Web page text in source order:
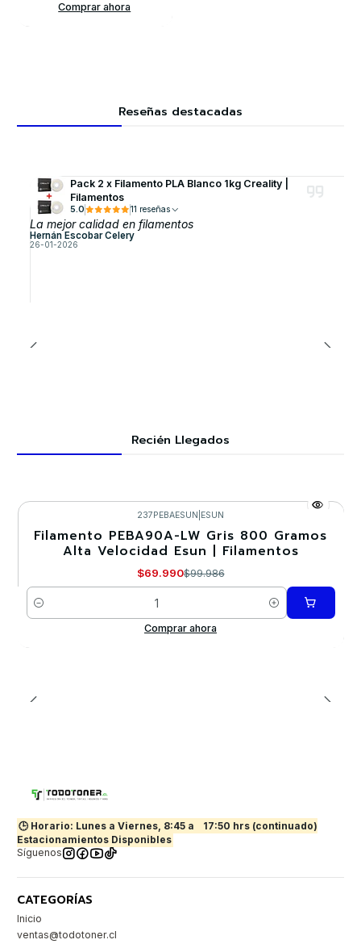
Comprar ahora
Reseñas destacadas
Pack 2 x Filamento PLA Blanco 1kg Creality |
Filamentos
5.0 11 reseñas
La mejor calidad en filamentos
Hernán Escobar Celery
26-01-2026
Recién Llegados
-30%
237PEBAESUN ESUN
Filamento PEBA90A-LW Gris 800 Gramos
Alta Velocidad Esun | Filamentos
$69.990$99.986
Cantidad
Comprar ahora
🕒 Horario: Lunes a Viernes, 8:45 a
17:50 hrs (continuado)
Estacionamientos Disponibles
Síguenos
CATEGORÍAS
Inicio
ventas@todotoner.cl